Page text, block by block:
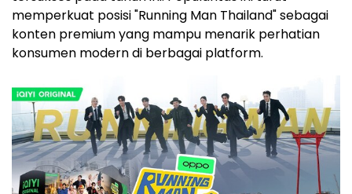
memperkuat posisi "Running Man Thailand" sebagai
konten premium yang mampu menarik perhatian
konsumen modern di berbagai platform.